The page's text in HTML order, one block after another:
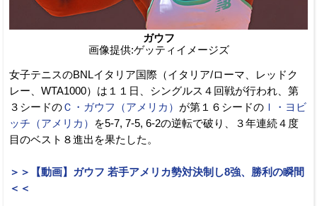
ガウフ
画像提供:ゲッティイメージズ
女子テニスのBNLイタリア国際（イタリア/ローマ、レッドク
レー、WTA1000）は１１日、シングルス４回戦が行われ、第
３シードのＣ・ガウフ（アメリカ） が第１６シードの Ｉ・ヨビ
ッチ（アメリカ）
を5-7, 7-5, 6-2の逆転で破り、３年連続４度
目のベスト８進出を果たした。
＞＞【動画】ガウフ 若手アメリカ勢対決制し8強、勝利の瞬間
＜＜